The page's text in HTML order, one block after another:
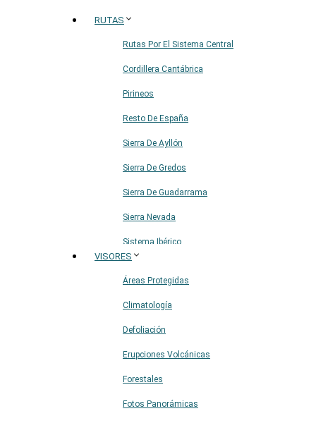
RUTAS
Rutas Por El Sistema Central
Cordillera Cantábrica
Pirineos
Resto De España
Sierra De Ayllón
Sierra De Gredos
Sierra De Guadarrama
Sierra Nevada
Sistema Ibérico
VISORES
Áreas Protegidas
Climatología
Defoliación
Erupciones Volcánicas
Forestales
Fotos Panorámicas